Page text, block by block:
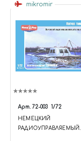
mikromir
Арт. 72-003 1/72
НЕМЕЦКИЙ
РАДИОУПРАВЛЯЕМЫЙ